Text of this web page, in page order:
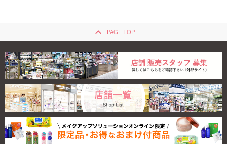
keyboard_arrow_up PAGE TOP